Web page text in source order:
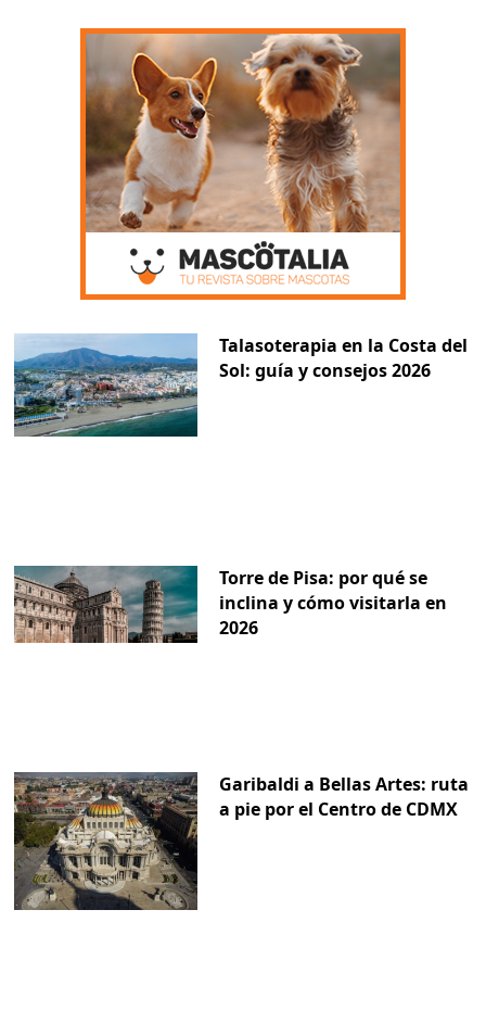
Talasoterapia en la Costa del
Sol: guía y consejos 2026
Torre de Pisa: por qué se
inclina y cómo visitarla en
2026
Garibaldi a Bellas Artes: ruta
a pie por el Centro de CDMX